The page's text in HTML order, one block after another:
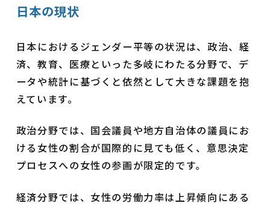
日本の現状
日本におけるジェンダー平等の状況は、政治、経
済、教育、医療といった多岐にわたる分野で、デ
ータや統計に基づくと依然として大きな課題を抱
えています。
政治分野では、国会議員や地方自治体の議員にお
ける女性の割合が国際的に見ても低く、意思決定
プロセスへの女性の参画が限定的です。
経済分野では、女性の労働力率は上昇傾向にある